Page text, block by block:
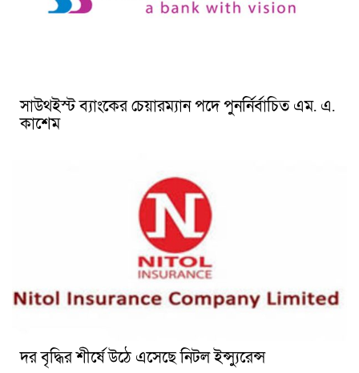
সাউথইস্ট ব্যাংকের চেয়ারম্যান পদে পুনর্নির্বাচিত এম. এ.
কাশেম
দর বৃদ্ধির শীর্ষে উঠে এসেছে নিটল ইন্স্যুরেন্স ‎